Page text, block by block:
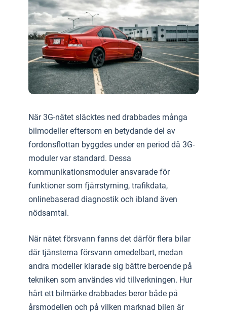
När 3G-nätet släcktes ned drabbades många
bilmodeller eftersom en betydande del av
fordonsflottan byggdes under en period då 3G-
moduler var standard. Dessa
kommunikationsmoduler ansvarade för
funktioner som fjärrstyrning, trafikdata,
onlinebaserad diagnostik och ibland även
nödsamtal.
När nätet försvann fanns det därför flera bilar
där tjänsterna försvann omedelbart, medan
andra modeller klarade sig bättre beroende på
tekniken som användes vid tillverkningen. Hur
hårt ett bilmärke drabbades beror både på
årsmodellen och på vilken marknad bilen är